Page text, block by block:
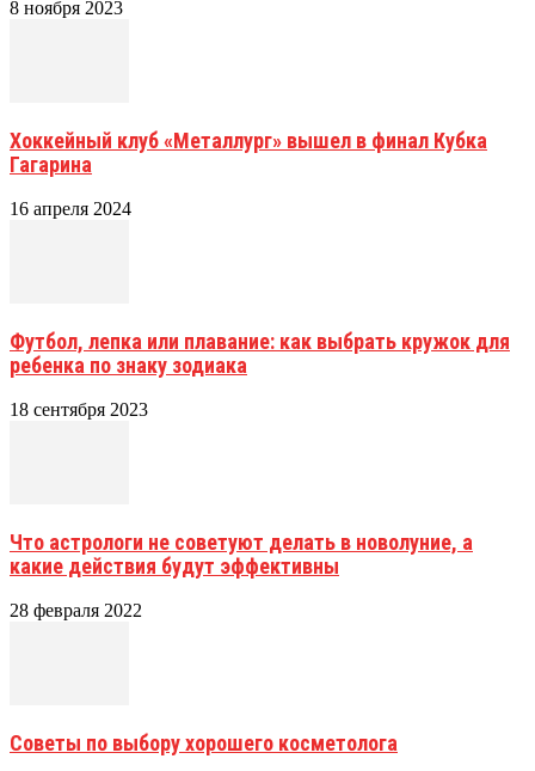
8 ноября 2023
Хоккейный клуб «Металлург» вышел в финал Кубка
Гагарина
16 апреля 2024
Футбол, лепка или плавание: как выбрать кружок для
ребенка по знаку зодиака
18 сентября 2023
Что астрологи не советуют делать в новолуние, а
какие действия будут эффективны
28 февраля 2022
Советы по выбору хорошего косметолога